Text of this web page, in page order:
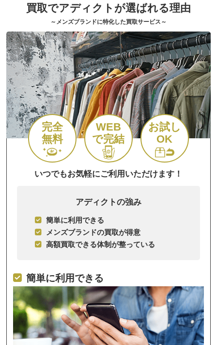
買取でアディクトが選ばれる理由
～メンズブランドに特化した買取サービス～
完全
無料
WEB
で完結
お試し
OK
いつでもお気軽にご利用いただけます！
アディクトの強み
簡単に利用できる
メンズブランドの買取が得意
高額買取できる体制が整っている
簡単に利用できる